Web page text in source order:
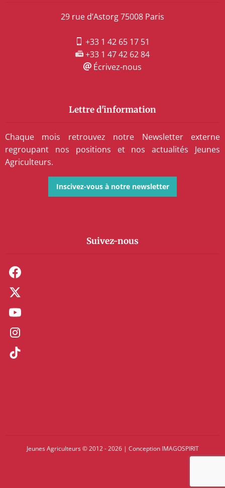
29 rue d’Astorg 75008 Paris
+33 1 42 65 17 51
+33 1 47 42 62 84
Écrivez-nous
Lettre d'information
Chaque mois retrouvez notre Newsletter externe
regroupant nos positions et nos actualités Jeunes
Agriculteurs.
Inscivez-vous à notre newsletter
Suivez-nous
Jeunes Agriculteurs © 2012 - 2026 | Conception IMAGOSPIRIT